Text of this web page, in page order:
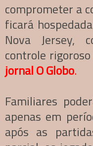
comprometer a
ficará
Nova Jersey,
controle
jornal O Globo.
Familiares
apenas em
após as